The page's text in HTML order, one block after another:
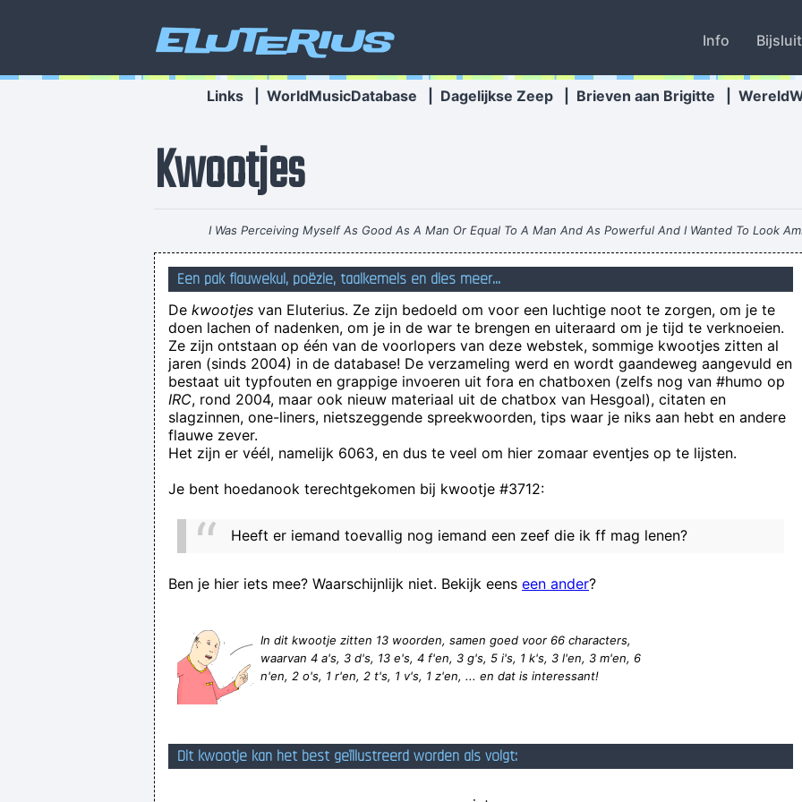
Eluterius Info
Links WorldMusicDatabase Dagelijkse Zeep Brieven aan Brigitte
Kwootjes
I Was Perceiving Myself As Good As A Man Or Equal To A Man And As Powerful And I Wanted To Look
Interesting Statement To Make Through The Media And It Certainly Did Cause Quite A Few Ripples
Het is niet omdat ge uzelf de Kanaries noemt dat ge de
Ai, heb nu zulk zuur mens naast je
4 valiums en een rohypnol. Vind je het gek dat de
Ik word tellekeskiër gelinkt aan plakband, en
Kan je aub zorgen dat je snel héél ver uit mijn buurt geraakt en
Tanja isser get
Hidden
Een pak flauwekul, poëzie, taalkemels en dies meer...
De kwootjes van Eluterius. Ze zijn bedoeld om voor een luchtige noot te zorgen, om je te
doen lachen of nadenken, om je in de war te brengen en uiteraard om je tijd te verknoeien.
Ze zijn ontstaan op één van de voorlopers van deze webstek, sommige kwootjes zitten al
jaren (sinds 2004) in de database! De verzameling werd en wordt gaandeweg aangevuld en
bestaat uit typfouten en grappige invoeren uit fora en chatboxen (zelfs nog van #humo op
IRC, rond 2004, maar ook nieuw materiaal uit de chatbox van Hesgoal), citaten en
slagzinnen, one-liners, nietszeggende spreekwoorden, tips waar je niks aan hebt en andere
flauwe zever.
Het zijn er véél, namelijk 6063, en dus te veel om hier zomaar eventjes op te lijsten.
Je bent hoedanook terechtgekomen bij kwootje #3712:
Heeft er iemand toevallig nog iemand een zeef die ik ff mag lenen?
Ben je hier iets mee? Waarschijnlijk niet. Bekijk eens een ander?
In dit kwootje zitten 13 woorden, samen goed voor 66 characters,
waarvan 4 a's, 3 d's, 13 e's, 4 f'en, 3 g's, 5 i's, 1 k's, 3 l'en, 3 m'en, 6
n'en, 2 o's, 1 r'en, 2 t's, 1 v's, 1 z'en, ... en dat is interessant!
Dit kwootje kan het best geïllustreerd worden als volgt: